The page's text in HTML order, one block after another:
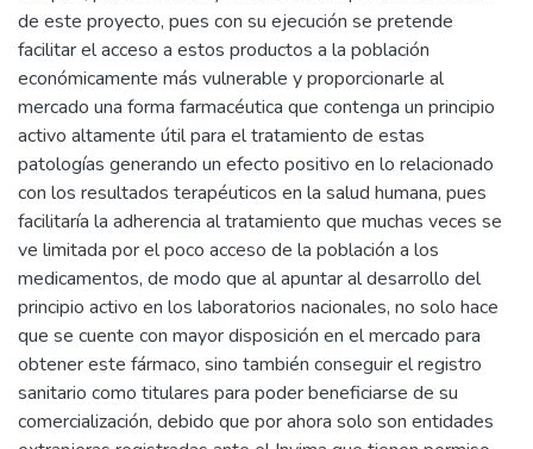
de este proyecto, pues con su ejecución se pretende
facilitar el acceso a estos productos a la población
económicamente más vulnerable y proporcionarle al
mercado una forma farmacéutica que contenga un principio
activo altamente útil para el tratamiento de estas
patologías generando un efecto positivo en lo relacionado
con los resultados terapéuticos en la salud humana, pues
facilitaría la adherencia al tratamiento que muchas veces se
ve limitada por el poco acceso de la población a los
medicamentos, de modo que al apuntar al desarrollo del
principio activo en los laboratorios nacionales, no solo hace
que se cuente con mayor disposición en el mercado para
obtener este fármaco, sino también conseguir el registro
sanitario como titulares para poder beneficiarse de su
comercialización, debido que por ahora solo son entidades